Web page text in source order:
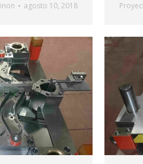
agosto 10, 2018